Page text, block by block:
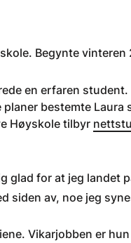
Begynte vinteren
en erfaren
bestemte
Høyskole tilbyr
glad for at jeg landet
siden av, noe jeg
Vikarjobben er